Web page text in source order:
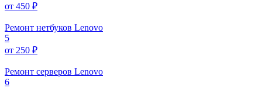
от 450 ₽
Ремонт нетбуков Lenovo
5
от 250 ₽
Ремонт серверов Lenovo
6